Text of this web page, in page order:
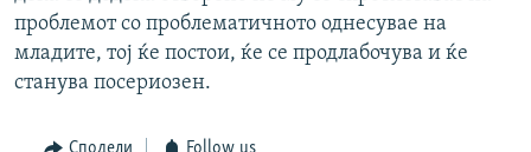
проблемот со проблематичното однесувае на
младите, тој ќе постои, ќе се продлабочува и ќе
станува посериозен.